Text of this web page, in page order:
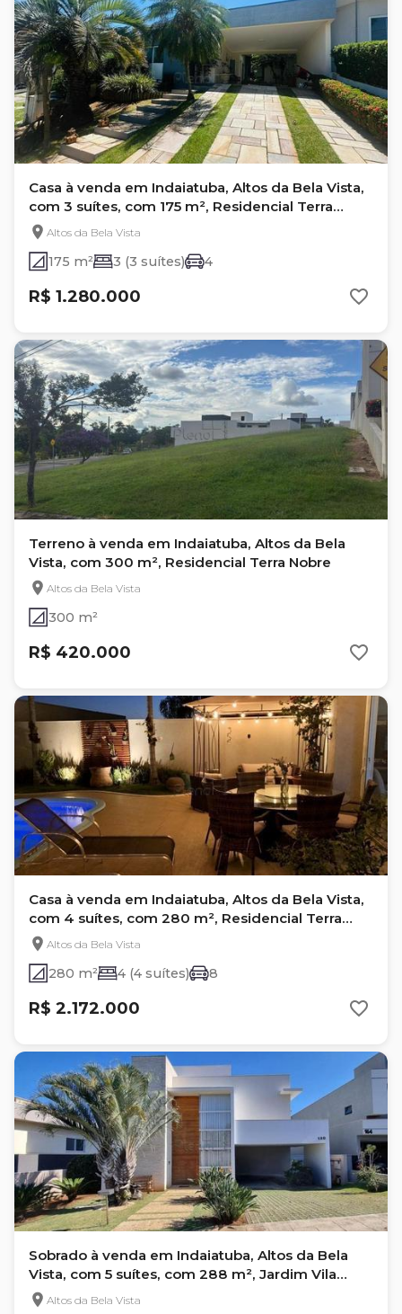
Casa à venda em Indaiatuba, Altos da Bela Vista,
com 3 suítes, com 175 m², Residencial Terra
NobreAltos da Bela Vista
175 m² 3 (3 suítes) 4
R$ 1.280.000
Terreno à venda em Indaiatuba, Altos da Bela
Vista, com 300 m², Residencial Terra Nobre
Altos da Bela Vista
300 m²
R$ 420.000
Casa à venda em Indaiatuba, Altos da Bela Vista,
com 4 suítes, com 280 m², Residencial Terra
NobreAltos da Bela Vista
280 m² 4 (4 suítes) 8
R$ 2.172.000
Sobrado à venda em Indaiatuba, Altos da Bela
Vista, com 5 suítes, com 288 m², Jardim Vila
Paradiso
Altos da Bela Vista